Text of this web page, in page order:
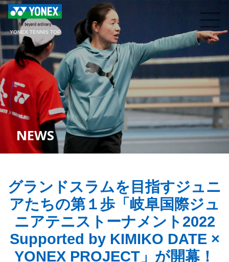
YONEX TENNIS TOP
NEWS
グランドスラムを目指すジュニ
アたちの第１歩「岐阜国際ジュ
ニアテニストーナメント2022
Supported by KIMIKO DATE ×
YONEX PROJECT」が開幕！